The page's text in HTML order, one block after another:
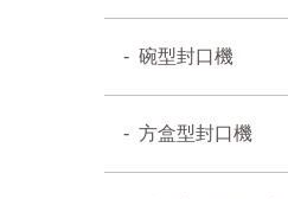
碗型封口機
方盒型封口機